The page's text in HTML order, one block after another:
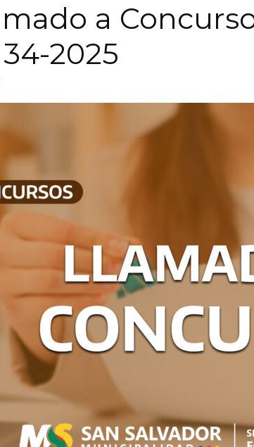
a
34-2025